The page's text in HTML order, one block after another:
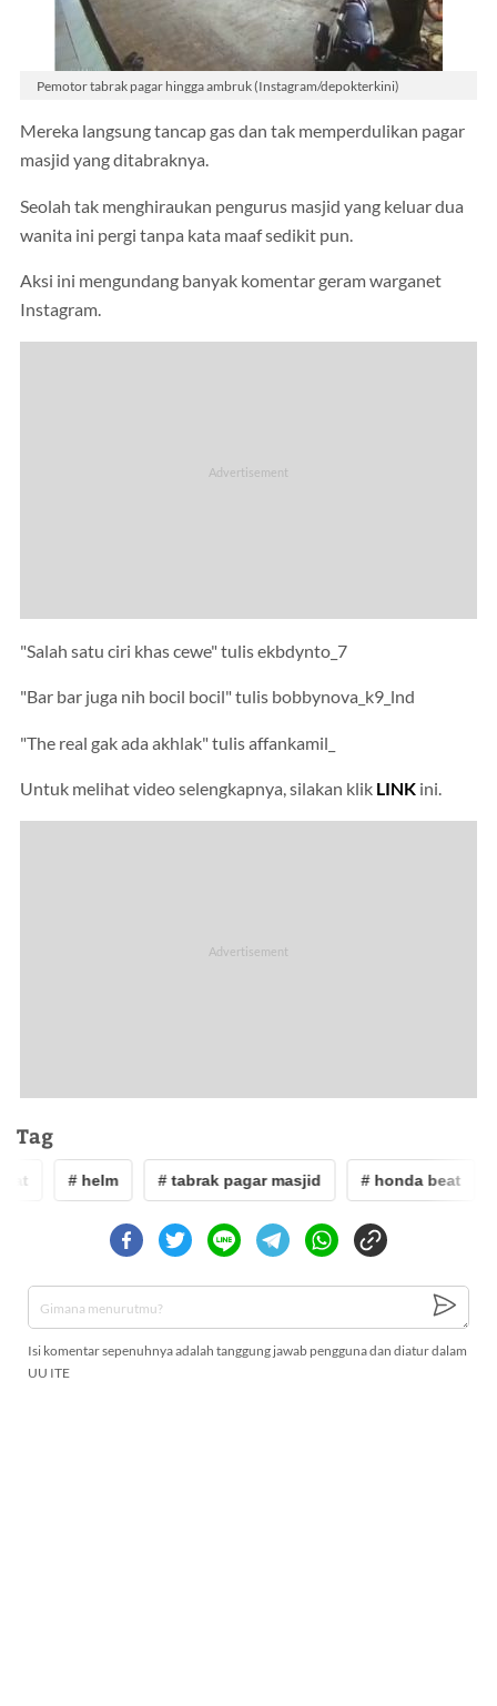
Pemotor tabrak pagar hingga ambruk (Instagram/depokterkini)
Mereka langsung tancap gas dan tak memperdulikan pagar
masjid yang ditabraknya.
Seolah tak menghiraukan pengurus masjid yang keluar dua
wanita ini pergi tanpa kata maaf sedikit pun.
Aksi ini mengundang banyak komentar geram warganet
Instagram.
"Salah satu ciri khas cewe" tulis ekbdynto_7
"Bar bar juga nih bocil bocil" tulis bobbynova_k9_lnd
"The real gak ada akhlak" tulis affankamil_
Untuk melihat video selengkapnya, silakan klik LINK ini.
Tag
# helm # tabrak pagar masjid # honda beat
Isi komentar sepenuhnya adalah tanggung jawab pengguna dan diatur dalam
UU ITE